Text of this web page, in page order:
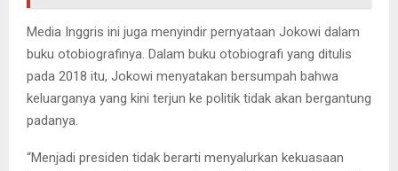
Media Inggris ini juga menyindir pernyataan Jokowi dalam
buku otobiografinya. Dalam buku otobiografi yang ditulis
pada 2018 itu, Jokowi menyatakan bersumpah bahwa
keluarganya yang kini terjun ke politik tidak akan bergantung
padanya.
“Menjadi presiden tidak berarti menyalurkan kekuasaan